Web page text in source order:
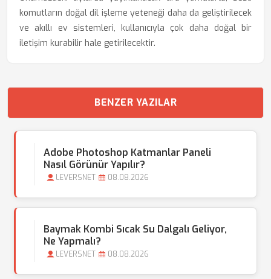
komutların doğal dil işleme yeteneği daha da geliştirilecek
ve akıllı ev sistemleri, kullanıcıyla çok daha doğal bir
iletişim kurabilir hale getirilecektir.
BENZER YAZILAR
Adobe Photoshop Katmanlar Paneli
Nasıl Görünür Yapılır?
LEVERSNET 08.08.2026
Baymak Kombi Sıcak Su Dalgalı Geliyor,
Ne Yapmalı?
LEVERSNET 08.08.2026